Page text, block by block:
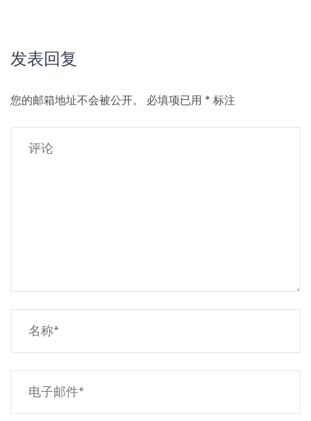
发表回复
您的邮箱地址不会被公开。 必填项已用 * 标注